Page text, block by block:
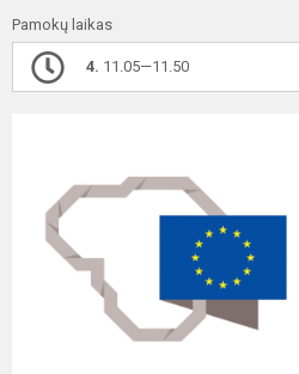
Pamokų laikas
4. 11.05—11.50